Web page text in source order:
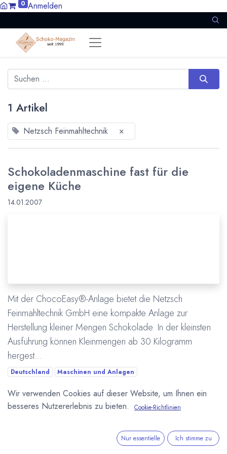
0 Anmelden
1 Artikel
Netzsch Feinmahltechnik ×
Schokoladenmaschine fast für die
eigene Küche
14.01.2007
Mit der ChocoEasy®-Anlage bietet die Netzsch
Feinmahltechnik GmbH eine kompakte Anlage zur
Herstellung kleiner Mengen Schokolade. In der kleinsten
Ausführung können Kleinmengen ab 30 Kilogramm
hergest...
Deutschland
Maschinen und Anlagen
Mehr lesen
Wir verwenden Cookies auf dieser Website, um Ihnen ein
besseres Nutzererlebnis zu bieten.
Cookie-Richtlinien
Nur essentielle Ich stimme zu